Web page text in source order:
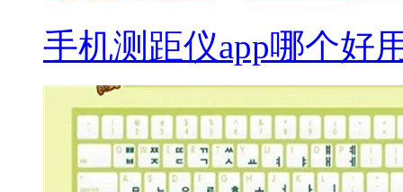
手机测距仪app哪个好